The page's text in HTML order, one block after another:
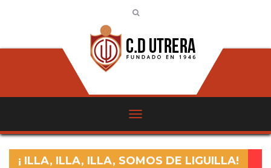
¡ ILLA, ILLA, ILLA, SOMOS DE LIGUILLA!